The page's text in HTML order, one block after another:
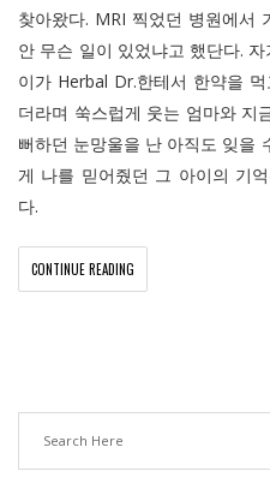
찾아왔다. MRI 찍었던 병원에서
안 무슨 일이 있었냐고 했단다.
이가 Herbal Dr.한테서 한약을
더라며 쑥스럽게 웃는 엄마와 지
뻐하던 눈망울을 난 아직도 잊을
게 나를 믿어줬던 그 아이의 기
다.
CONTINUE READING